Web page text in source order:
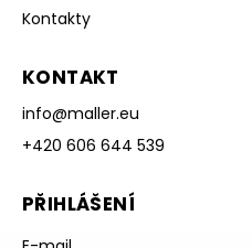
Kontakty
KONTAKT
info@maller.eu
+420 606 644 539
PŘIHLÁŠENÍ